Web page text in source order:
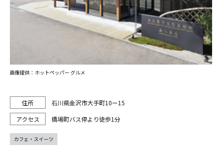
石川県金沢市大手町10ー15
橋場町バス停より徒歩1分
画像提供：ホットペッパー グルメ
カフェ・スイーツ